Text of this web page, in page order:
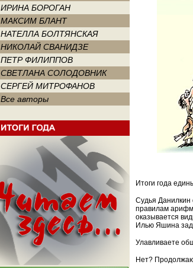
ИРИНА БОРОГАН
МАКСИМ БЛАНТ
НАТЕЛЛА БОЛТЯНСКАЯ
НИКОЛАЙ СВАНИДЗЕ
ПЕТР ФИЛИППОВ
СВЕТЛАНА СОЛОДОВНИК
СЕРГЕЙ МИТРОФАНОВ
Все авторы
Итоги года
Судья Данилкин
правилам
оказывается
Илью Яшина
Улавливаете
Нет?